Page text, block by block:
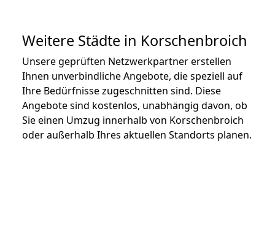
Weitere Städte in Korschenbroich
Unsere geprüften Netzwerkpartner erstellen
Ihnen unverbindliche Angebote, die speziell auf
Ihre Bedürfnisse zugeschnitten sind. Diese
Angebote sind kostenlos, unabhängig davon, ob
Sie einen Umzug innerhalb von Korschenbroich
oder außerhalb Ihres aktuellen Standorts planen.